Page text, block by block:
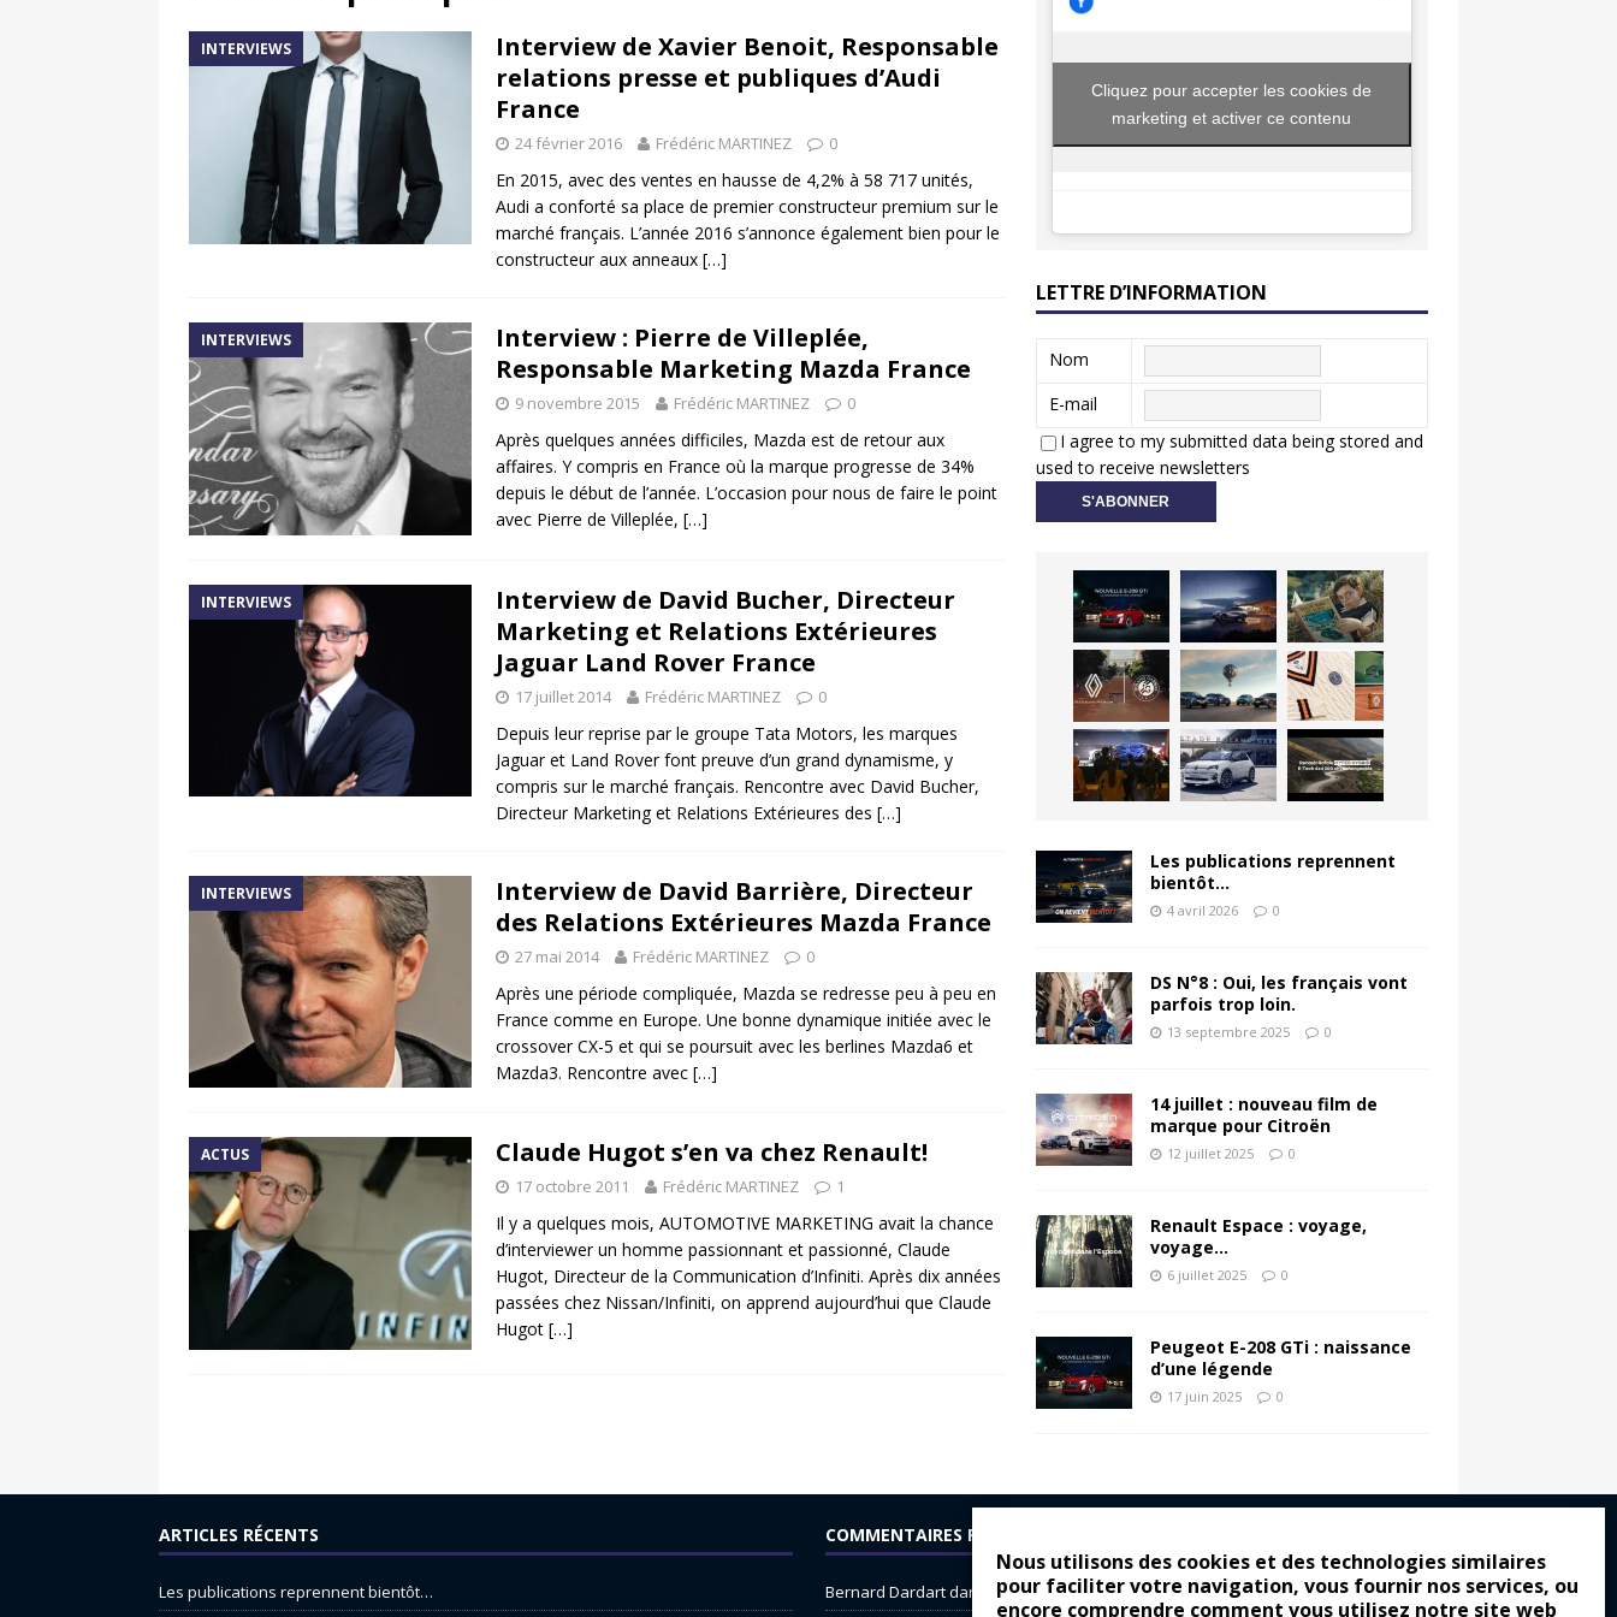
Nous utilisons des cookies et des technologies similaires
pour faciliter votre navigation, vous fournir nos services, ou
encore comprendre comment vous utilisez notre site web
[ 17 juin 2025 ]
[ 11 avril 2020 ]
#StayHome : Honda dévoile un spot publicitaire… confiné! ACTUS
INTERVIEWS
Interview de Xavier Benoit, Responsable
relations presse et publiques d’Audi
France
24 février 2016 Frédéric MARTINEZ 0
En 2015, avec des ventes en hausse de 4,2% à 58 717 unités,
Audi a conforté sa place de premier constructeur premium sur le
marché français. L’année 2016 s’annonce également bien pour le
constructeur aux anneaux […]
INTERVIEWS
Interview : Pierre de Villeplée,
Responsable Marketing Mazda France
9 novembre 2015 Frédéric MARTINEZ 0
Après quelques années difficiles, Mazda est de retour aux
affaires. Y compris en France où la marque progresse de 34%
depuis le début de l’année. L’occasion pour nous de faire le point
avec Pierre de Villeplée, […]
INTERVIEWS
Interview de David Bucher, Directeur
Marketing et Relations Extérieures
Jaguar Land Rover France
17 juillet 2014 Frédéric MARTINEZ 0
Depuis leur reprise par le groupe Tata Motors, les marques
Jaguar et Land Rover font preuve d’un grand dynamisme, y
compris sur le marché français. Rencontre avec David Bucher,
Directeur Marketing et Relations Extérieures des […]
INTERVIEWS
Interview de David Barrière, Directeur
des Relations Extérieures Mazda France
27 mai 2014 Frédéric MARTINEZ 0
Après une période compliquée, Mazda se redresse peu à peu en
France comme en Europe. Une bonne dynamique initiée avec le
crossover CX-5 et qui se poursuit avec les berlines Mazda6 et
Mazda3. Rencontre avec […]
ACTUS Claude Hugot s’en va chez Renault!
17 octobre 2011 Frédéric MARTINEZ 1
Il y a quelques mois, AUTOMOTIVE MARKETING avait la chance
d’interviewer un homme passionnant et passionné, Claude
Hugot, Directeur de la Communication d’Infiniti. Après dix années
passées chez Nissan/Infiniti, on apprend aujourd’hui que Claude
Hugot […]
Cliquez pour accepter les cookies de
marketing et activer ce contenu
LETTRE D’INFORMATION
Nom
E-mail
I agree to my submitted data being stored and
used to receive newsletters
Les publications reprennent
bientôt…
4 avril 2026 0
DS N°8 : Oui, les français vont
parfois trop loin.
13 septembre 2025 0
14 juillet : nouveau film de
marque pour Citroën
12 juillet 2025 0
Renault Espace : voyage,
voyage…
6 juillet 2025 0
Peugeot E-208 GTi : naissance
d’une légende
17 juin 2025 0
ARTICLES RÉCENTS
Les publications reprennent bientôt…
COMMENTAIRES RÉCENTS
Bernard Dardartdans Dacia Sandero : pour les gens vrais